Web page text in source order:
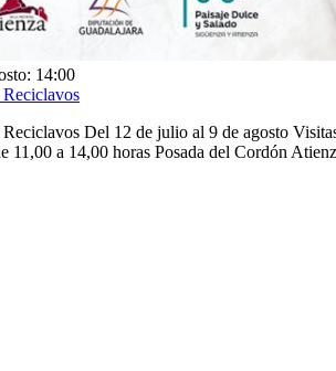
14:00
Del 12 de julio al 9 de agosto
11,00 a 14,00 horas Posada del Cordón